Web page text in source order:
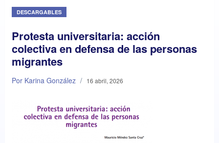
DESCARGABLES
Protesta universitaria: acción
colectiva en defensa de las personas
migrantes
Por Karina González / 16 abril, 2026